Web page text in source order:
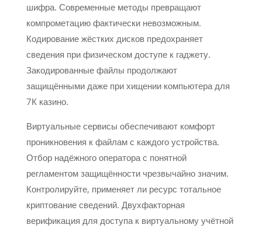
шифра. Современные методы превращают
компрометацию фактически невозможным.
Кодирование жёстких дисков предохраняет
сведения при физическом доступе к гаджету.
Закодированные файлы продолжают
защищёнными даже при хищении компьютера для
7К казино.
Виртуальные сервисы обеспечивают комфорт
проникновения к файлам с каждого устройства.
Отбор надёжного оператора с понятной
регламентом защищённости чрезвычайно значим.
Контролируйте, применяет ли ресурс тотальное
криптование сведений. Двухфакторная
верификация для доступа к виртуальному учётной